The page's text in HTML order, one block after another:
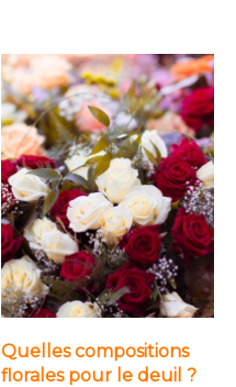
Quelles compositions
florales pour le deuil ?